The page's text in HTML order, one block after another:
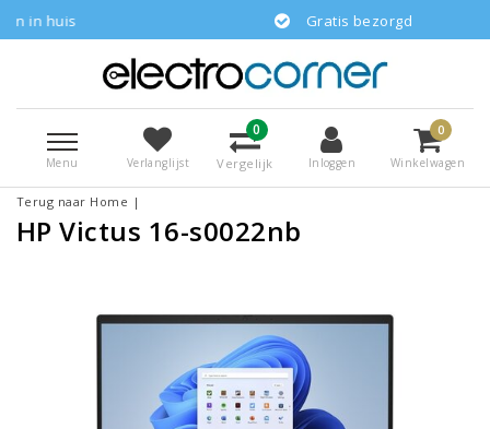
Gratis bezorgd
Menu Verlanglijst
0
Vergelijk Inloggen
0
Winkelwagen
Terug naar Home |
HP Victus 16-s0022nb